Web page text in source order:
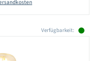
Verfügbarkeit: